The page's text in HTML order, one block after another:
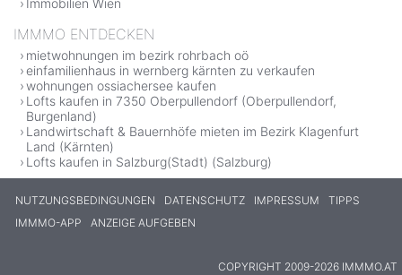
Immobilien Wien
IMMMO ENTDECKEN
mietwohnungen im bezirk rohrbach oö
einfamilienhaus in wernberg kärnten zu verkaufen
wohnungen ossiachersee kaufen
Lofts kaufen in 7350 Oberpullendorf (Oberpullendorf,
Burgenland)
Landwirtschaft & Bauernhöfe mieten im Bezirk Klagenfurt
Land (Kärnten)
Lofts kaufen in Salzburg(Stadt) (Salzburg)
NUTZUNGSBEDINGUNGEN DATENSCHUTZ IMPRESSUM
TIPPS
IMMMO-APP
ANZEIGE AUFGEBEN
COPYRIGHT 2009-2026 IMMMO.AT